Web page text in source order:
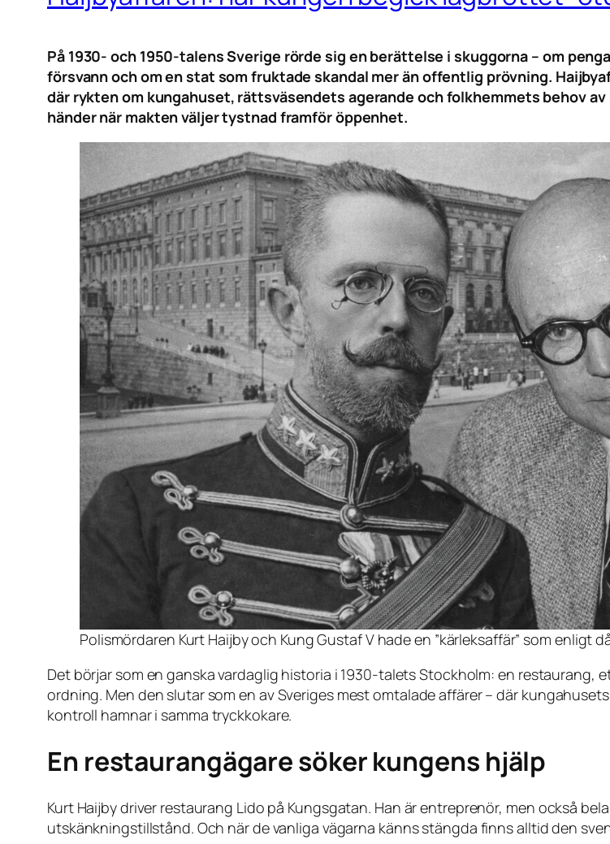
På 1930- och 1950-talens Sverige rörde sig en berättelse i skuggorna – om
försvann och om en stat som fruktade skandal mer än offentlig prövning.
där rykten om kungahuset, rättsväsendets agerande och folkhemmets behov
händer när makten väljer tystnad framför öppenhet.
Polismördaren Kurt Haijby och Kung Gustaf V hade en ”kärleksaffär” som
Det börjar som en ganska vardaglig historia i 1930-talets Stockholm: en
ordning. Men den slutar som en av Sveriges mest omtalade affärer – där
kontroll hamnar i samma tryckkokare.
En restaurangägare söker kungens hjälp
Kurt Haijby driver restaurang Lido på Kungsgatan. Han är entreprenör, men också
utskänkningstillstånd. Och när de vanliga vägarna känns stängda finns alltid den